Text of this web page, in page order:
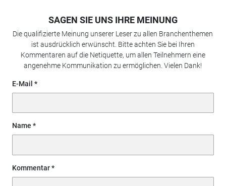
SAGEN SIE UNS IHRE MEINUNG
Die qualifizierte Meinung unserer Leser zu allen Branchenthemen
ist ausdrücklich erwünscht. Bitte achten Sie bei Ihren
Kommentaren auf die Netiquette, um allen Teilnehmern eine
angenehme Kommunikation zu ermöglichen. Vielen Dank!
E-Mail
Name
Kommentar